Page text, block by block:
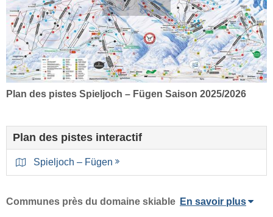
Plan des pistes Spieljoch – Fügen Saison 2025/2026
Plan des pistes interactif
Spieljoch – Fügen
Communes près du domaine skiable En savoir plus